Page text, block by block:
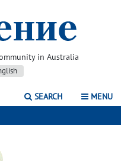
in Australia
SEARCH MENU